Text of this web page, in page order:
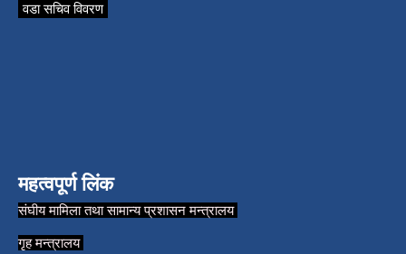
वडा सचिव विवरण
महत्वपूर्ण लिंक
संघीय मामिला तथा सामान्य प्रशासन मन्त्रालय
गृह मन्त्रालय